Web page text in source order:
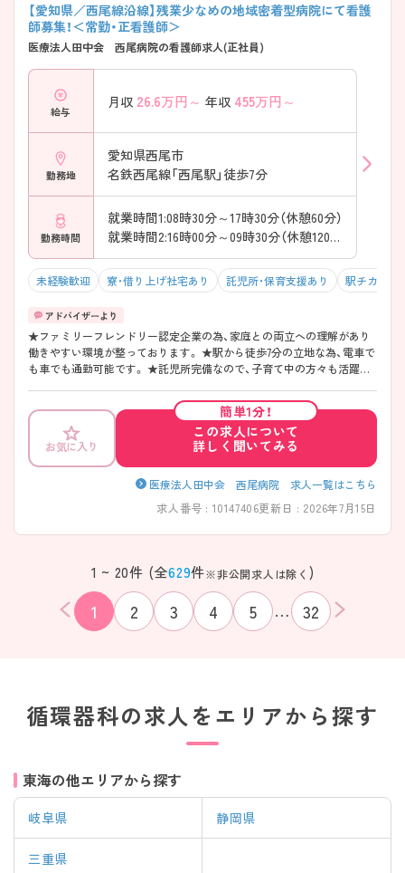
該当件数
検索する
【愛知県／西尾線沿線】残業少なめの地域密着型病院にて看護
師募集！＜常勤・正看護師＞
医療法人田中会 西尾病院の看護師求人(正社員)
給与
月収 26.6万円～ 年収 455万円～
勤務地
愛知県西尾市
名鉄西尾線「西尾駅」徒歩7分
勤務時間
就業時間1:08時30分～17時30分（休憩60分）
就業時間2:16時00分～09時30分（休憩120分）
未経験歓迎 寮・借り上げ社宅あり 託児所・保育支援あり 駅チカ（徒
★ファミリーフレンドリー認定企業の為、家庭との両立への理解があり
働きやすい環境が整っております。 ★駅から徒歩7分の立地な為、電車で
も車でも通勤可能です。 ★託児所完備なので、子育て中の方々も活躍し
場の風土になじめる様に、看護部長の面談があり、ローテーションなども
取り入れ馴染める部署を探すなど、転職された看護師様への細かな配慮
もされています。
お気に入り
簡単1分！
この求人について
詳しく聞いてみる
医療法人田中会 西尾病院 求人一覧はこちら
求人番号 : 10147406更新日 : 2026年7月15日
1 ~ 20件 (全629件※非公開求人は除く )
1 2 3 4 5 … 32
循環器科の求人をエリアから探す
東海の他エリアから探す
岐阜県 静岡県
三重県